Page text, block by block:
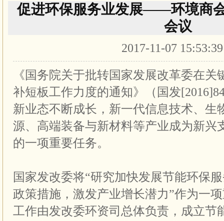
促进环保服务业发展——环境商
会议
2017-11-07
《国务院关于批转国家发展改革委在
补短板工作力度的通知》（国发
新业态不断成长，新一代信息技术、生
源、高端装备与新材料等产业成为新兴
的一项重要任务。
国家发改委将“研究加快发展节能环保
政策措施，激发产业增长潜力”作为一
工作由发改委环资司总体负责，成立节